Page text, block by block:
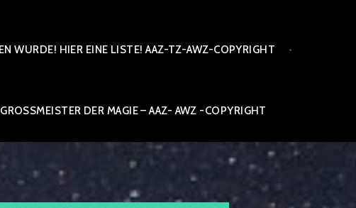
WURDE! HIER EINE LISTE! AAZ-TZ-AWZ-COPYRIGHT
DER MAGIE – AAZ- AWZ -COPYRIGHT